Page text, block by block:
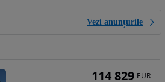
Vezi anunțurile
114 829 EUR